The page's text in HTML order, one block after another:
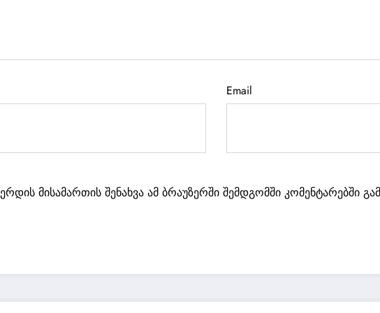
Email
მისამართის შენახვა ამ ბრაუზერში შემდგომში კომენტარებში